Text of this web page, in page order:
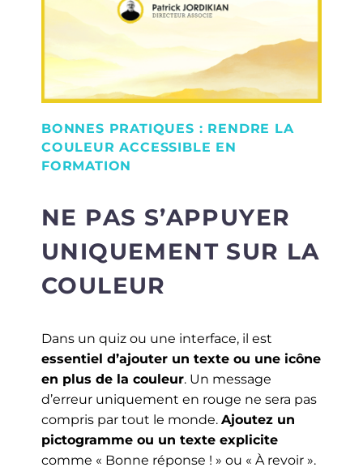
BONNES PRATIQUES : RENDRE LA
COULEUR ACCESSIBLE EN
FORMATION
NE PAS S’APPUYER
UNIQUEMENT SUR LA
COULEUR
Dans un quiz ou une interface, il est
essentiel d’ajouter un texte ou une icône
en plus de la couleur. Un message
d’erreur uniquement en rouge ne sera pas
compris par tout le monde. Ajoutez un
pictogramme ou un texte explicite
comme « Bonne réponse ! » ou « À revoir ».